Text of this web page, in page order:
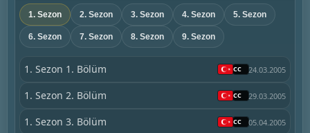
1. Sezon 2. Sezon 3. Sezon 4. Sezon 5. Sezon
6. Sezon 7. Sezon 8. Sezon 9. Sezon
1. Sezon 1. Bölüm 24.03.2005
1. Sezon 2. Bölüm 29.03.2005
1. Sezon 3. Bölüm 05.04.2005